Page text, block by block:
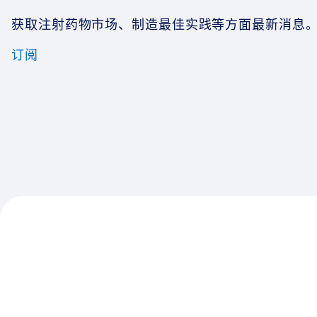
获取注射药物市场、制造最佳实践等方面最新消息
订阅